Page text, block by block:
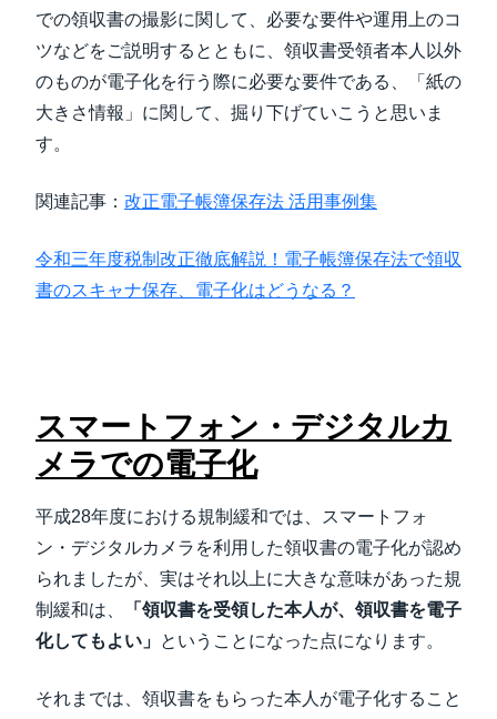
サステナビリティ
働きかた改革
自治体・公共機関・教育機関等
での領収書の撮影に関して、必要な要件や運用上のコ
ツなどをご説明するとともに、領収書受領者本人以外
のものが電子化を行う際に必要な要件である、「紙の
大きさ情報」に関して、掘り下げていこうと思いま
す。
関連記事： 改正電子帳簿保存法 活用事例集
令和三年度税制改正徹底解説！電子帳簿保存法で領収
書のスキャナ保存、電子化はどうなる？
スマートフォン・デジタルカ
メラでの電子化
平成28年度における規制緩和では、スマートフォ
ン・デジタルカメラを利用した領収書の電子化が認め
られましたが、実はそれ以上に大きな意味があった規
制緩和は、
「領収書を受領した本人が、領収書を電子
化してもよい」 ということになった点になります。
それまでは、領収書をもらった本人が電子化すること